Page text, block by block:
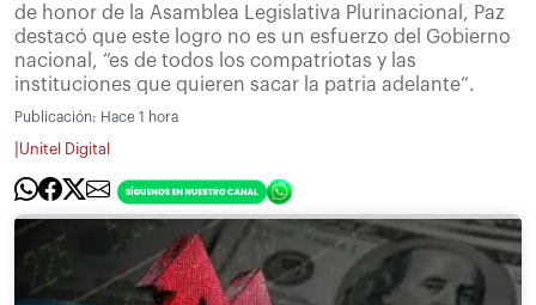
de honor de la Asamblea Legislativa Plurinacional, Paz
destacó que este logro no es un esfuerzo del Gobierno
nacional, “es de todos los compatriotas y las
instituciones que quieren sacar la patria adelante”.
Publicación: Hace 1 hora
Unitel Digital